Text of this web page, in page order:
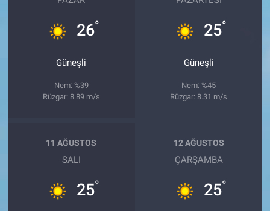
26°
Güneşli
Nem: %39
Rüzgar: 8.89 m/s
25°
Güneşli
Nem: %45
Rüzgar: 8.31 m/s
11 AĞUSTOS
SALI
25°
12 AĞUSTOS
ÇARŞAMBA
25°